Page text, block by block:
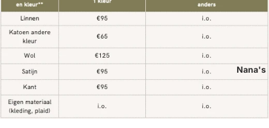
Nana's